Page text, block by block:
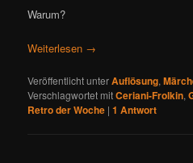
Warum?
Weiterlesen →
Veröffentlicht unterAuflösung,
Verschlagwortet mitCeriani-Frolkin,
Retro der Woche |1 Antwort